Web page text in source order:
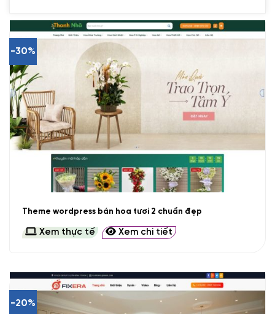
-30%
Theme wordpress bán hoa tươi 2 chuẩn đẹp
Xem thực tế Xem chi tiết
-20%